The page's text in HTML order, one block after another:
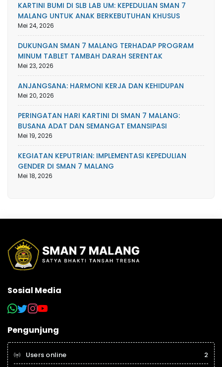
KARTINI BUMI DI SLB LAB UM: KEPEDULIAN SMAN 7
MALANG UNTUK ANAK BERKEBUTUHAN KHUSUS
Mei 24, 2026
DUKUNGAN SMAN 7 MALANG TERHADAP PROGRAM
MINUM TABLET TAMBAH DARAH SERENTAK
Mei 23, 2026
ANJANGSANA: HARMONI KERJA DAN KEHIDUPAN
Mei 20, 2026
PERINGATAN HARI KARTINI DI SMAN 7 MALANG:
BUSANA ADAT DAN SEMANGAT EMANSIPASI
Mei 19, 2026
KEGIATAN KEPUTRIAN: IMPLEMENTASI KEPEDULIAN
GENDER DI SMAN 7 MALANG
Mei 18, 2026
Sosial Media
Pengunjung
Users online
2